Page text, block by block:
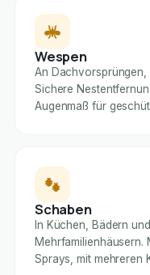
Wespen
An Dachvorsprüngen,
Sichere
Augenmaß für
Schaben
In Küchen, Bädern
Mehrfamilienhäusern.
Sprays, mit mehreren